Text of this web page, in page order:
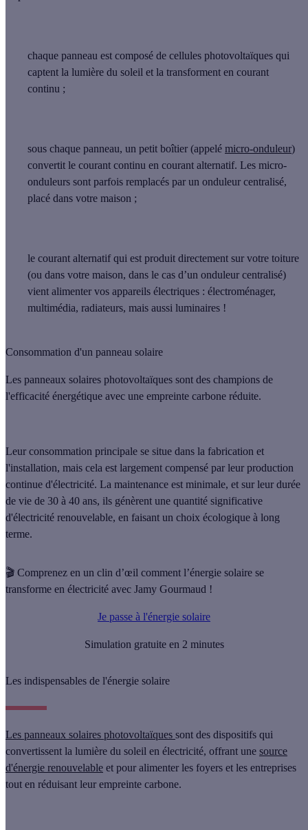
chaque panneau est composé de cellules photovoltaïques qui
captent la lumière du soleil et la transforment en courant
continu ;
sous chaque panneau, un petit boîtier (appelé micro-onduleur)
convertit le courant continu en courant alternatif. Les micro-
onduleurs sont parfois remplacés par un onduleur centralisé,
placé dans votre maison ;
le courant alternatif qui est produit directement sur votre toiture
(ou dans votre maison, dans le cas d’un onduleur centralisé)
vient alimenter vos appareils électriques : électroménager,
multimédia, radiateurs, mais aussi luminaires !
Consommation d'un panneau solaire
Les panneaux solaires photovoltaïques sont des champions de
l'efficacité énergétique avec une empreinte carbone réduite.
Leur consommation principale se situe dans la fabrication et
l'installation, mais cela est largement compensé par leur production
continue d'électricité. La maintenance est minimale, et sur leur durée
de vie de 30 à 40 ans, ils génèrent une quantité significative
d'électricité renouvelable, en faisant un choix écologique à long
terme.
🎬 Comprenez en un clin d’œil comment l’énergie solaire se
transforme en électricité avec Jamy Gourmaud !
Je passe à l'énergie solaire
Simulation gratuite en 2 minutes
Les indispensables de l'énergie solaire
Les panneaux solaires photovoltaïques sont des dispositifs qui
convertissent la lumière du soleil en électricité, offrant une source
d'énergie renouvelable et pour alimenter les foyers et les entreprises
tout en réduisant leur empreinte carbone.